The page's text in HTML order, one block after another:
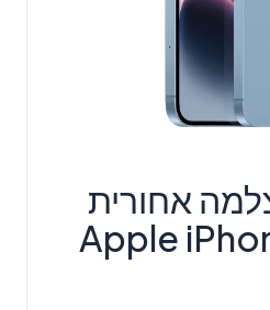
אחורית
Apple